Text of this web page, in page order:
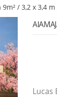
/ 3,2 x 3,4
Lucas